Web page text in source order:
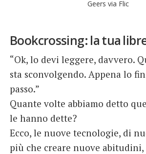
Geers via Flic
Bookcrossing: la tua
“Ok, lo devi leggere, davvero.
sta sconvolgendo. Appena lo
passo.”
Quante volte abbiamo detto
le hanno dette?
Ecco, le nuove tecnologie, di
più che creare nuove